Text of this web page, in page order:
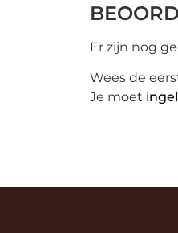
Er zijn nog
Wees de
Je moet